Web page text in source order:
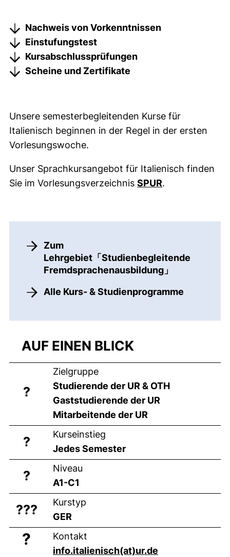
Nachweis von Vorkenntnissen
Einstufungstest
Kursabschlussprüfungen
Scheine und Zertifikate
Unsere semesterbegleitenden Kurse für
Italienisch beginnen in der Regel in der ersten
Vorlesungswoche.
Unser Sprachkursangebot für Italienisch finden
Sie im Vorlesungsverzeichnis SPUR(externer Link,
.
Zum
Lehrgebiet「Studienbegleitende
Fremdsprachenausbildung」
Alle Kurs- & Studienprogramme
AUF EINEN BLICK
?
Zielgruppe
Studierende der UR & OTH
Gaststudierende der UR
Mitarbeitende der UR
?
Kurseinstieg
Jedes Semester
?
Niveau
A1-C1
??‍?
Kurstyp
GER
?
Kontakt
info.italienisch​(at)​ur.de